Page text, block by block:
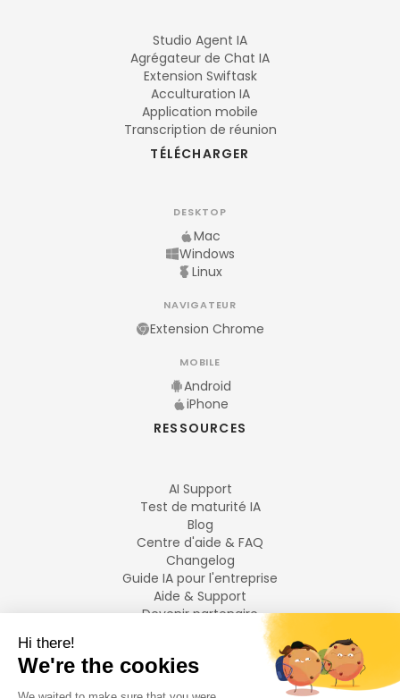
Studio Agent IA
Agrégateur de Chat IA
Extension Swiftask
Acculturation IA
Application mobile
Transcription de réunion
TÉLÉCHARGER
DESKTOP
Mac
Windows
Linux
NAVIGATEUR
Extension Chrome
MOBILE
Android
iPhone
RESSOURCES
AI Support
Test de maturité IA
Blog
Centre d'aide & FAQ
Changelog
Guide IA pour l'entreprise
Aide & Support
Devenir partenaire
LANGUES